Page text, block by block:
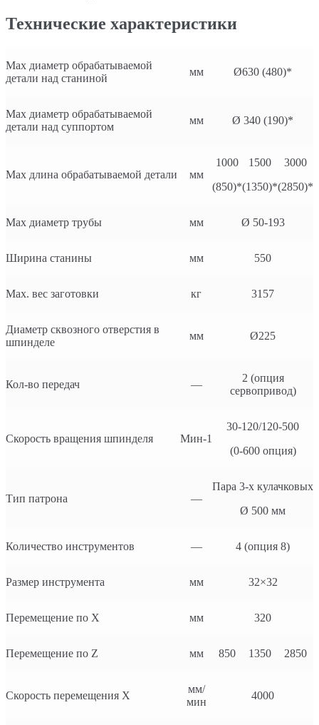
Технические характеристики
Мах диаметр обрабатываемой
детали над станиной
мм Ø630 (480)*
Мах диаметр обрабатываемой
детали над суппортом
мм Ø 340 (190)*
Мах длина обрабатываемой детали мм
1000
(850)*
1500
(1350)*
3000
(2850)*
Мах диаметр трубы мм Ø 50-193
Ширина станины мм 550
Max. вес заготовки кг 3157
Диаметр сквозного отверстия в
шпинделе
мм Ø225
Кол-во передач —
2 (опция
сервопривод)
Скорость вращения шпинделя Мин-1
30-120/120-500
(0-600 опция)
Тип патрона —
Пара 3-х кулачковых
Ø 500 мм
Количество инструментов — 4 (опция 8)
Размер инструмента мм 32×32
Перемещение по X мм 320
Перемещение по Z мм 850 1350 2850
Скорость перемещения X
мм/
мин
4000